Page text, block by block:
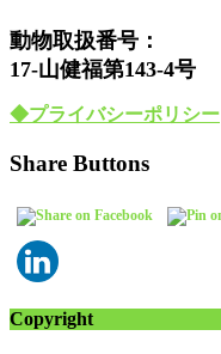
動物取扱番号：
17-山健福第143-4号
◆プライバシーポリシー
Share Buttons
Copyright